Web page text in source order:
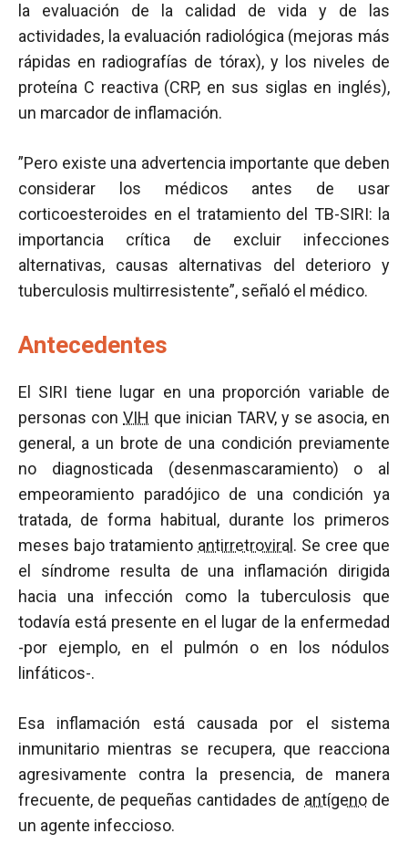
la evaluación de la calidad de vida y de las
actividades, la evaluación radiológica (mejoras más
rápidas en radiografías de tórax), y los niveles de
proteína C reactiva (CRP, en sus siglas en inglés),
un marcador de inflamación.
”Pero existe una advertencia importante que deben
considerar los médicos antes de usar
corticoesteroides en el tratamiento del TB-SIRI: la
importancia crítica de excluir infecciones
alternativas, causas alternativas del deterioro y
tuberculosis multirresistente”, señaló el médico.
Antecedentes
El SIRI tiene lugar en una proporción variable de
personas con VIH que inician TARV, y se asocia, en
general, a un brote de una condición previamente
no diagnosticada (desenmascaramiento) o al
empeoramiento paradójico de una condición ya
tratada, de forma habitual, durante los primeros
meses bajo tratamiento antirretroviral . Se cree que
el síndrome resulta de una inflamación dirigida
hacia una infección como la tuberculosis que
todavía está presente en el lugar de la enfermedad
-por ejemplo, en el pulmón o en los nódulos
linfáticos-.
Esa inflamación está causada por el sistema
inmunitario mientras se recupera, que reacciona
agresivamente contra la presencia, de manera
frecuente, de pequeñas cantidades de antígeno de
un agente infeccioso.